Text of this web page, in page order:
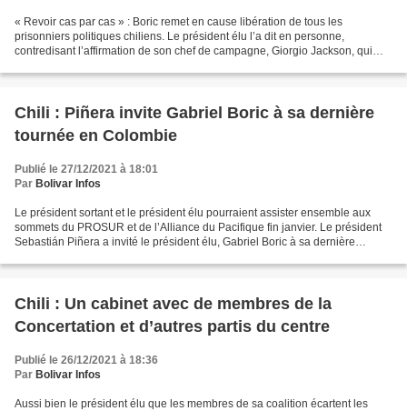
« Revoir cas par cas » : Boric remet en cause libération de tous les
prisonniers politiques chiliens. Le président élu l’a dit en personne,
contredisant l’affirmation de son chef de campagne, Giorgio Jackson, qui
Chili : Piñera invite Gabriel Boric à sa dernière
tournée en Colombie
Publié le 27/12/2021 à 18:01
Par Bolivar Infos
Le président sortant et le président élu pourraient assister ensemble aux
sommets du PROSUR et de l’Alliance du Pacifique fin janvier. Le président
Sebastián Piñera a invité le président élu, Gabriel Boric à sa dernière
Chili : Un cabinet avec de membres de la
Concertation et d’autres partis du centre
Publié le 26/12/2021 à 18:36
Par Bolivar Infos
Aussi bien le président élu que les membres de sa coalition écartent les